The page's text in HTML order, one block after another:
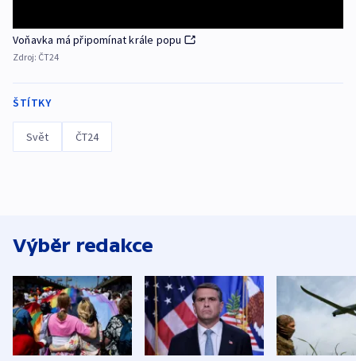
Voňavka má připomínat krále popu
Zdroj: ČT24
ŠTÍTKY
Svět ČT24
Výběr redakce